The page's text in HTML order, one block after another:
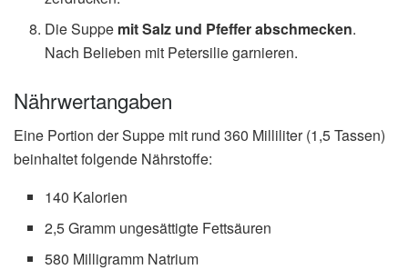
Die Suppe mit Salz und Pfeffer abschmecken.
Nach Belieben mit Petersilie garnieren.
Nährwertangaben
Eine Portion der Suppe mit rund 360 Milliliter (1,5 Tassen)
beinhaltet folgende Nährstoffe:
140 Kalorien
2,5 Gramm ungesättigte Fettsäuren
580 Milligramm Natrium